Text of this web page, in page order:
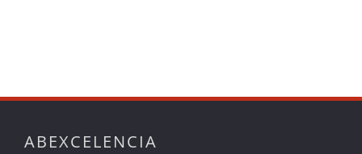
ABEXCELENCIA